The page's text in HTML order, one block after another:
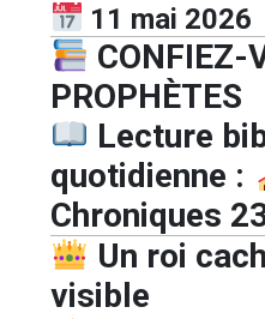
11 mai 2026
CONFIEZ-
PROPHÈTES
Lecture
quotidienne :
Chroniques
Un roi
visible